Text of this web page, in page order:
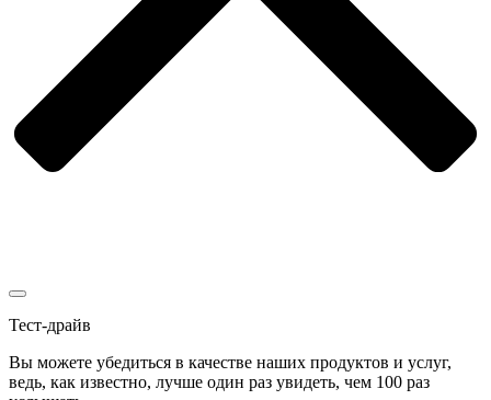
Тест-драйв
Вы можете убедиться в качестве наших продуктов и услуг,
ведь, как известно, лучше один раз увидеть, чем 100 раз